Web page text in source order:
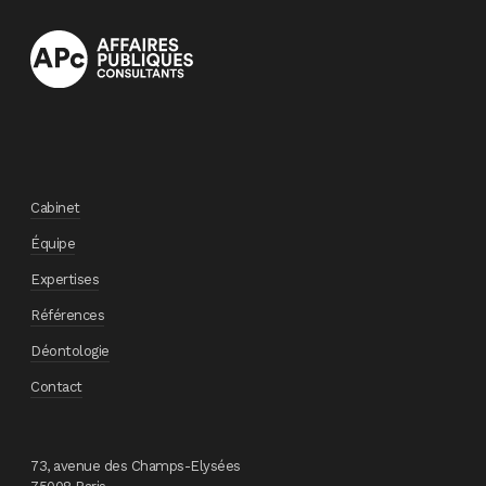
Cabinet
Équipe
Expertises
Références
Déontologie
Contact
73, avenue des Champs-Elysées